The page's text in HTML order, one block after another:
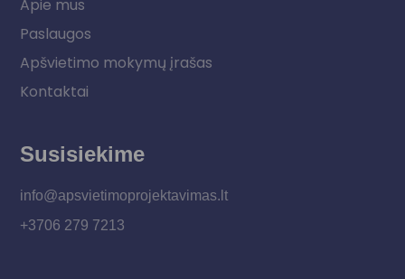
Apie mus
Paslaugos
Apšvietimo mokymų įrašas
Kontaktai
Susisiekime
info@apsvietimoprojektavimas.lt
+3706 279 7213